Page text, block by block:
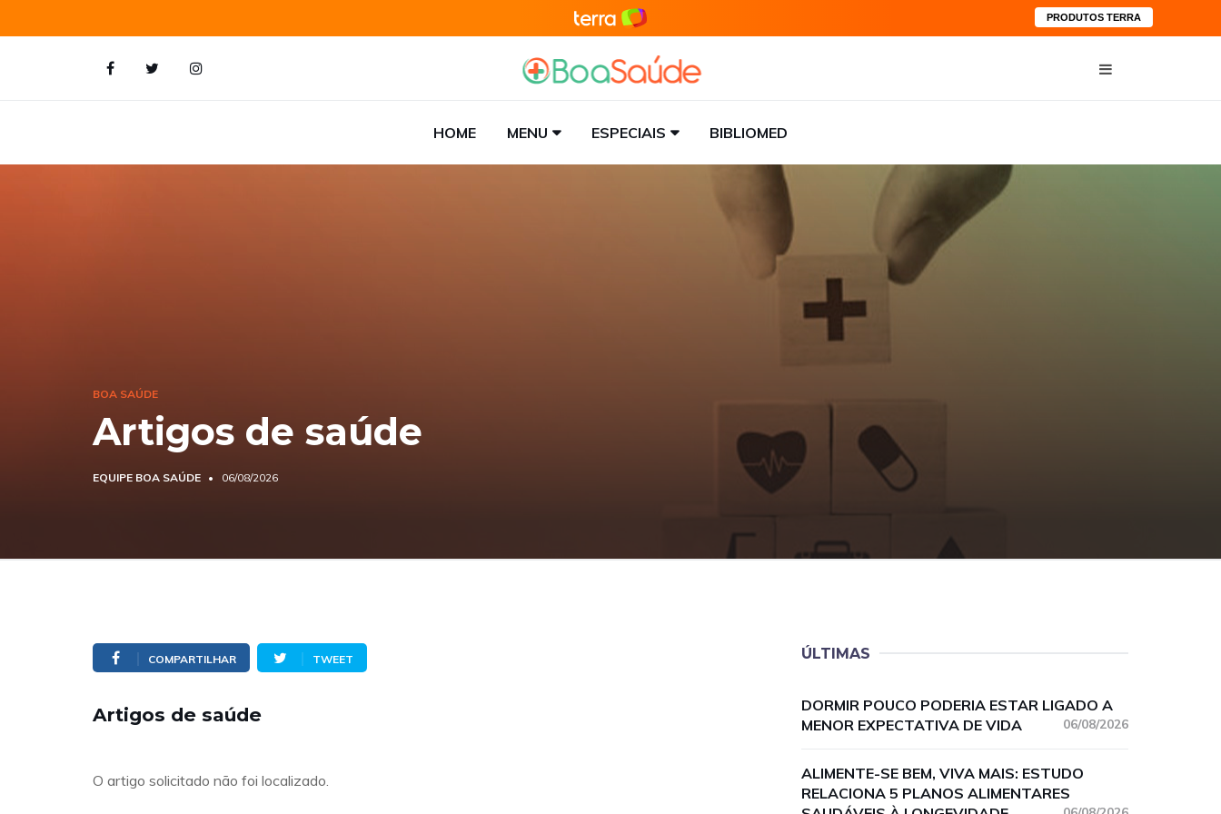
PRODUTOS TERRA
HOME MENU ESPECIAIS BIBLIOMED
BOA SAÚDE
Artigos de saúde
EQUIPE BOA SAÚDE 06/08/2026
COMPARTILHAR TWEET
Artigos de saúde
O artigo solicitado não foi localizado.
ÚLTIMAS
DORMIR POUCO PODERIA ESTAR LIGADO A
MENOR EXPECTATIVA DE VIDA
06/08/2026
ALIMENTE-SE BEM, VIVA MAIS: ESTUDO
RELACIONA 5 PLANOS ALIMENTARES